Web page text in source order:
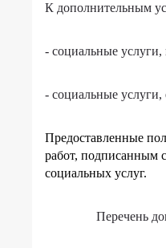
Доступная
Отзывы
Государственное
Независимая
оценка
качества
в
на
К дополнительным
- социальные услуги,
- социальные
Предоставленные
работ, подписанным
социальных услуг.
Перечень